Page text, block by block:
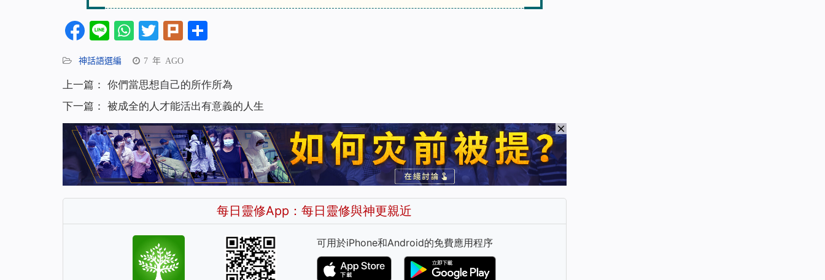
Facebook
LineWhatsApp
Twitter
Plurk
神話語選編 7 年 AGO
上一篇： 你們當思想自己的所作所為
下一篇： 被成全的人才能活出有意義的人生
每日靈修App：每日靈修與神更親近
可用於iPhone和Android的免費應用程序